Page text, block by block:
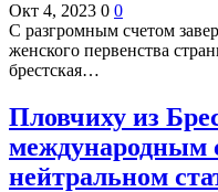
Окт 4, 2023 0 0
С разгромным счетом
женского первенства
брестская…
Пловчиху из
международным
нейтральном